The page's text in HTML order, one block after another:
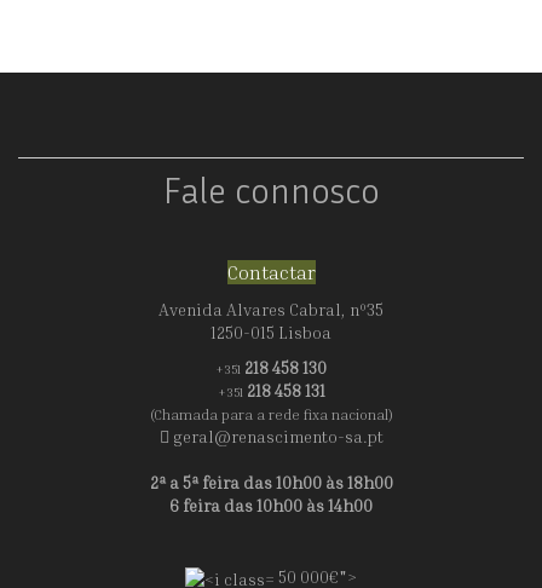
Fale connosco
Contactar
Avenida Alvares Cabral, nº35
1250-015 Lisboa
+351 218 458 130
+351 218 458 131
(Chamada para a rede fixa nacional)
geral@renascimento-sa.pt
2ª a 5ª feira das 10h00 às 18h00
6 feira das 10h00 às 14h00
50 000€">